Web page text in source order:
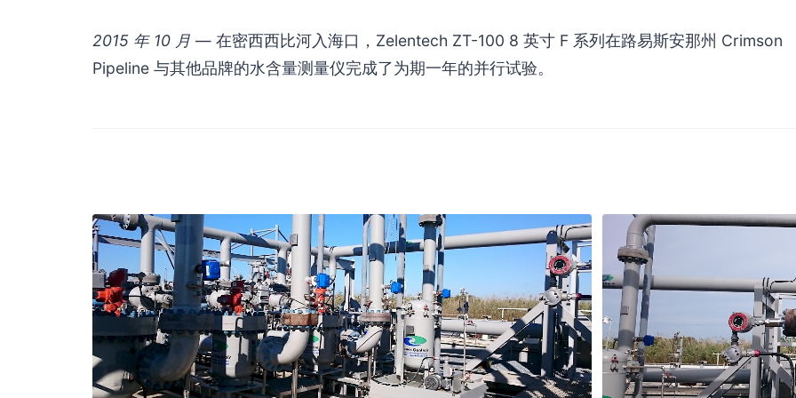
2015 年 10 月 — 在密西西比河入海口，Zelentech ZT-100 8 英寸 F 系列在路易斯安那州 Crimson
Pipeline 与其他品牌的水含量测量仪完成了为期一年的并行试验。